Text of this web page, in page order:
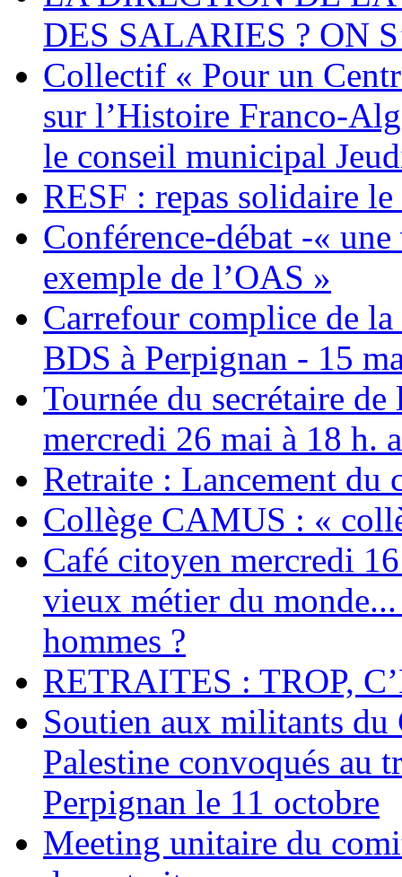
DES SALARIES ? ON
Collectif « Pour un
sur l’Histoire Franco-
le conseil municipal
RESF : repas solidaire
Conférence-débat -«
exemple de l’OAS »
Carrefour complice de
BDS à Perpignan - 15
Tournée du secrétaire
mercredi 26 mai à 18 h.
Retraite : Lancement du
Collège CAMUS : «
Café citoyen mercredi
vieux métier du
hommes ?
RETRAITES : TROP,
Soutien aux militants
Palestine convoqués au
Perpignan le 11 octobre
Meeting unitaire du